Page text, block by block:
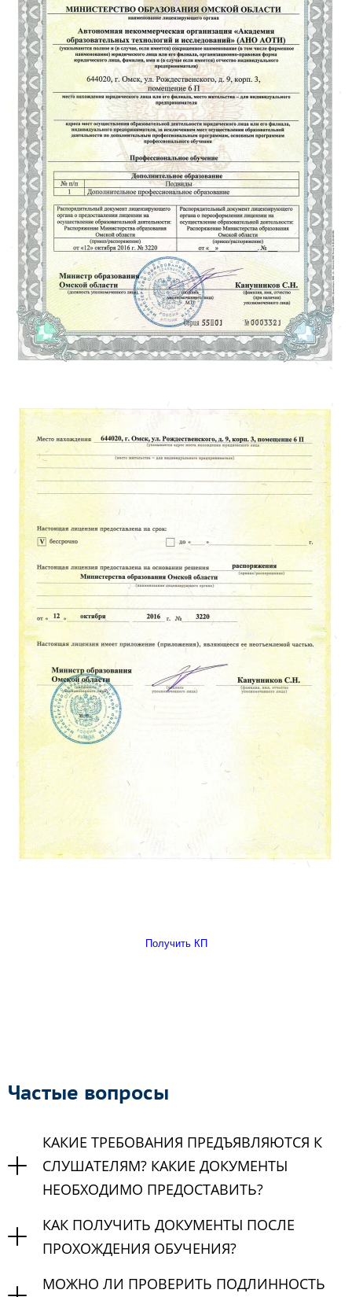
Получить КП
Частые вопросы
КАКИЕ ТРЕБОВАНИЯ ПРЕДЪЯВЛЯЮТСЯ К
СЛУШАТЕЛЯМ? КАКИЕ ДОКУМЕНТЫ
НЕОБХОДИМО ПРЕДОСТАВИТЬ?
КАК ПОЛУЧИТЬ ДОКУМЕНТЫ ПОСЛЕ
ПРОХОЖДЕНИЯ ОБУЧЕНИЯ?
МОЖНО ЛИ ПРОВЕРИТЬ ПОДЛИННОСТЬ